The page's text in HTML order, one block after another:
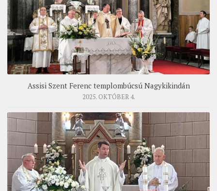
Assisi Szent Ferenc templombúcsú Nagykikindán
2025. OKTÓBER 4.